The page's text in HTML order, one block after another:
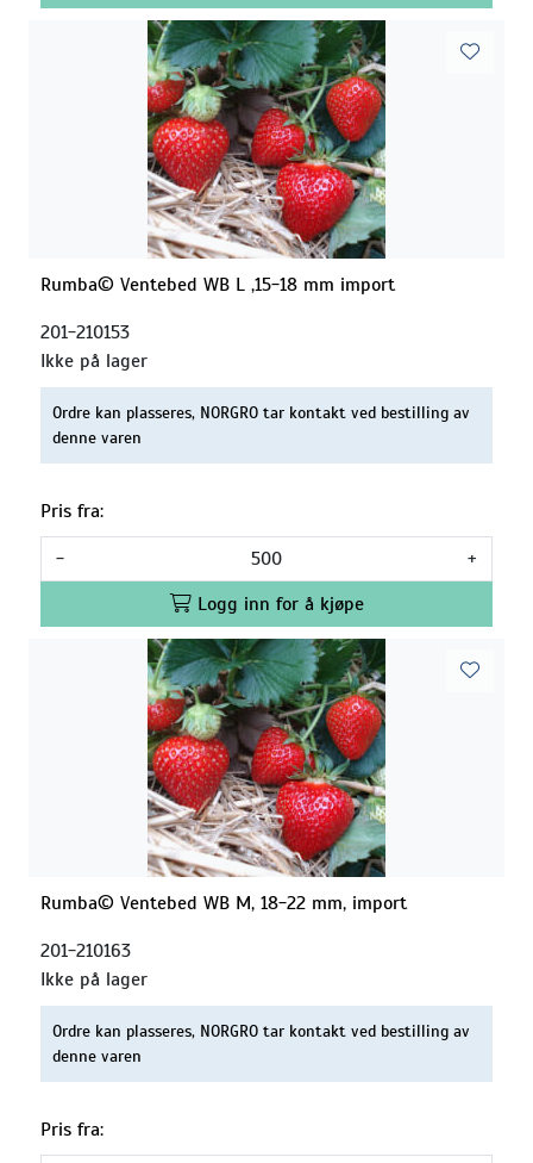
Rumba© Ventebed WB L ,15-18 mm import
201-210153
Ikke på lager
Ordre kan plasseres, NORGRO tar kontakt ved bestilling av
denne varen
Pris fra:
-
+
Logg inn for å kjøpe
Rumba© Ventebed WB M, 18-22 mm, import
201-210163
Ikke på lager
Ordre kan plasseres, NORGRO tar kontakt ved bestilling av
denne varen
Pris fra: